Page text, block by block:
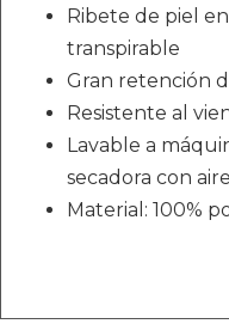
Ribete de piel
transpirable
Gran retención
Resistente al
Lavable a
secadora con
Material: 100%